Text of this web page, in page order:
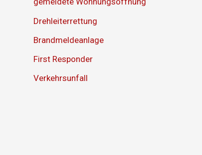
Drehleiterrettung
Brandmeldeanlage
First Responder
Verkehrsunfall